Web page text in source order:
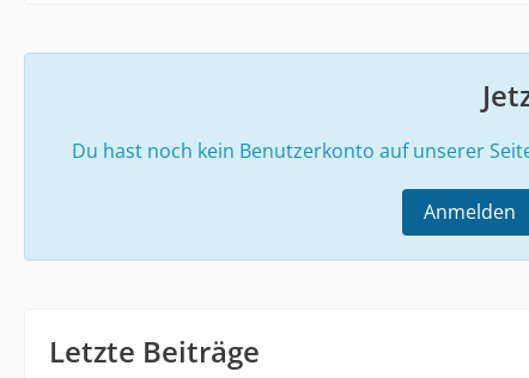
Du hast noch kein Benutzerkonto auf unserer
Anmelden
Letzte Beiträge